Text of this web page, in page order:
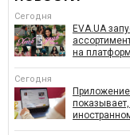
Сегодня
EVA.UA
на
Сегодня
Приложение